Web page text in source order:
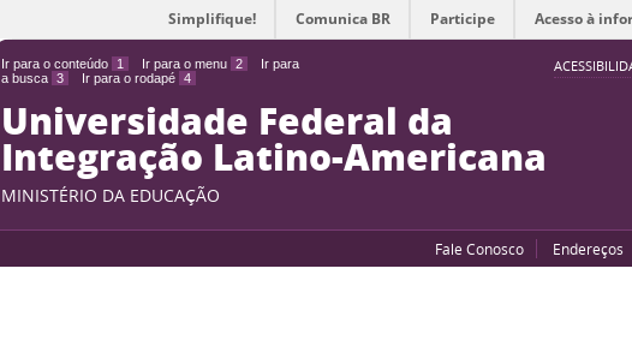
Ir para o conteúdo 1 Ir para o menu 2
Ir para
a busca 3 Ir para o rodapé 4
Simplifique! Comunica BR Participe Acesso à
Universidade Federal da
Integração Latino-Americana
MINISTÉRIO DA EDUCAÇÃO
Fale Conosco Endereços